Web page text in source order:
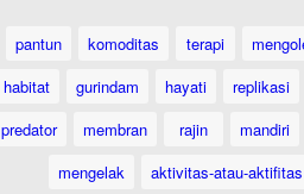
pantun komoditas terapi
habitat gurindam hayati replikasi
predator membran rajin mandiri
mengelak
aktivitas-atau-aktifitas